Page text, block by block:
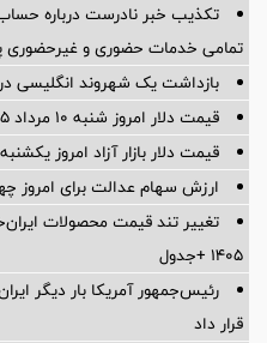
تکذیب خبر نادرست درباره
تمامی خدمات حضوری و غیرحضوری
بازداشت یک شهروند انگلیسی
قیمت دلار امروز شنبه ۱۰ مرداد ۱۴۰۵/ افزایش قیمت دلار
قیمت دلار بازار آزاد امروز یکشنبه ۴ مرداد ۱۴۰۵ +جدول
ارزش سهام عدالت برای امروز چهارشنبه ۱۴
۱۴۰۵ +جدول
رئیس‌جمهور آمریکا بار دیگر
قرار داد